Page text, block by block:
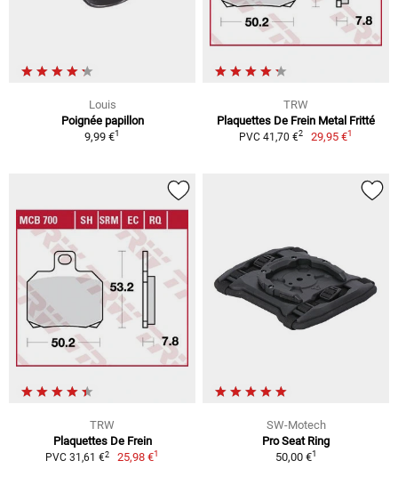
Louis
Poignée papillon
9,99 €1
TRW
Plaquettes De Frein Metal Fritté
PVC 41,70 €2 29,95 €1
TRW
Plaquettes De Frein
PVC 31,61 €2 25,98 €1
SW-Motech
Pro Seat Ring
50,00 €1